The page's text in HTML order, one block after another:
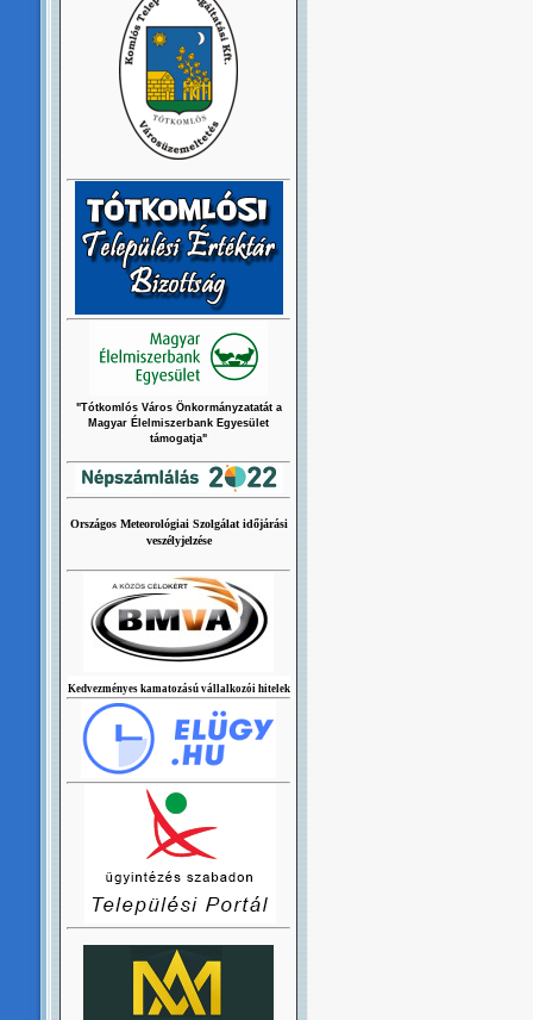
"Tótkomlós Város Önkormányzatatát a
Magyar Élelmiszerbank Egyesület
támogatja"
Országos Meteorológiai Szolgálat időjárási
veszélyjelzése
Kedvezményes kamatozású vállalkozói hitelek